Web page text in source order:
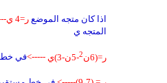
اذا كان متجه الموضع ر=4 ي
المتجه ي
ر=(6ن 2-5ن-3)ي ----->في خط